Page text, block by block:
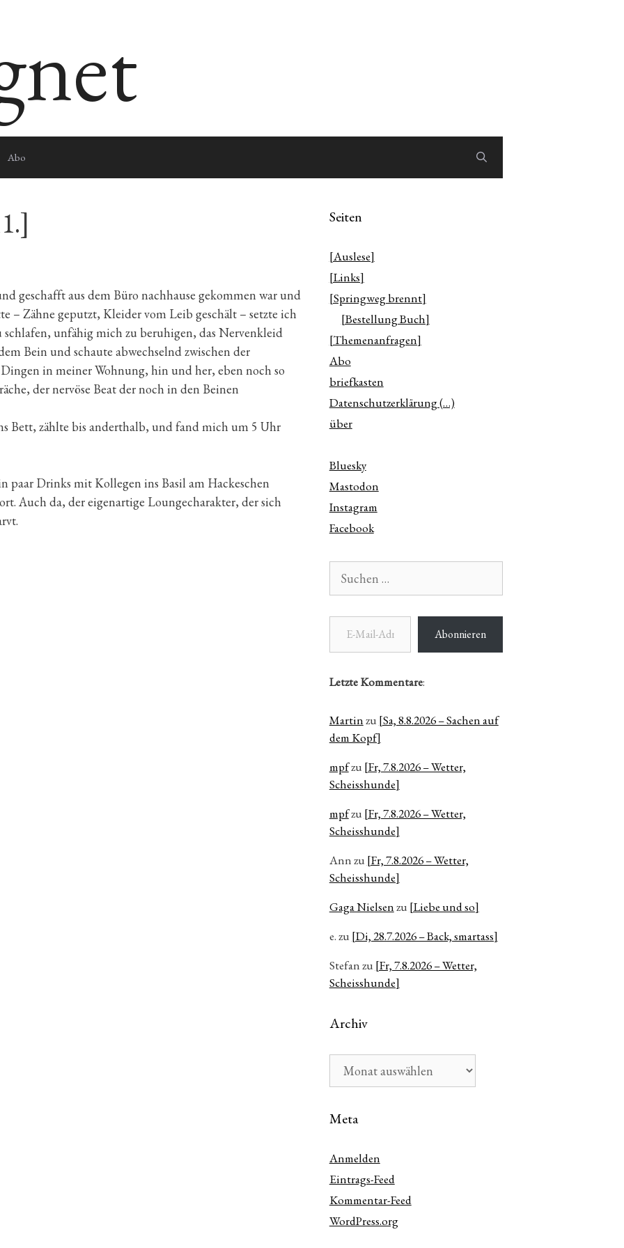
Abo
geschafft aus dem Büro nachhause gekommen war und
– Zähne geputzt, Kleider vom Leib geschält – setzte ich
unfähig mich zu beruhigen, das Nervenkleid
Bein und schaute abwechselnd zwischen der
in meiner Wohnung, hin und her, eben noch so
der nervöse Beat der noch in den Beinen
Bett, zählte bis anderthalb, und fand mich um 5 Uhr
paar Drinks mit Kollegen ins Basil am Hackeschen
Auch da, der eigenartige Loungecharakter, der sich
Seiten
[Auslese]
[Links]
[Springweg brennt]
[Bestellung Buch]
[Themenanfragen]
Abo
briefkasten
Datenschutzerklärung (…)
über
Bluesky
Mastodon
Instagram
Facebook
nach:
E-Mail-Adresse
Abonnieren
Letzte Kommentare:
Martinzu [Sa, 8.8.2026 – Sachen auf
dem Kopf]
mpfzu [Fr, 7.8.2026 – Wetter,
Scheisshunde]
mpfzu [Fr, 7.8.2026 – Wetter,
Scheisshunde]
Annzu [Fr, 7.8.2026 – Wetter,
Scheisshunde]
Gaga Nielsenzu [Liebe und so]
e.zu [Di, 28.7.2026 – Back, smartass]
Stefanzu [Fr, 7.8.2026 – Wetter,
Scheisshunde]
Archiv
Meta
Anmelden
Eintrags-Feed
Kommentar-Feed
WordPress.org